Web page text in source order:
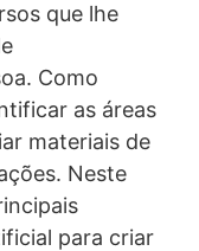
que lhe
Como
as áreas
materiais de
Neste
para criar